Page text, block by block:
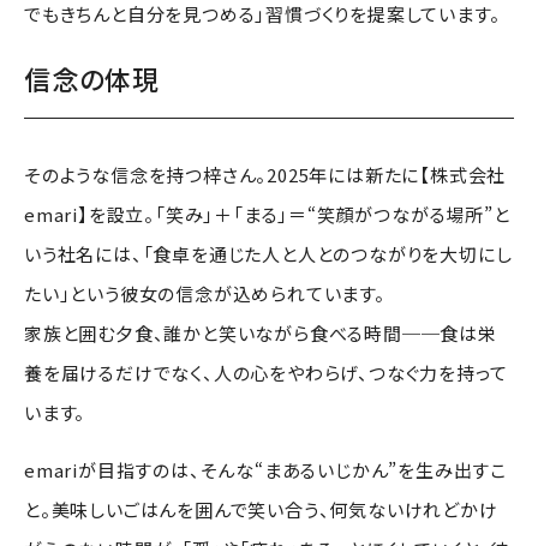
でもきちんと自分を見つめる」習慣づくりを提案しています。
信念の体現
そのような信念を持つ梓さん。2025年には新たに【株式会社
emari】を設立。「笑み」＋「まる」＝“笑顔がつながる場所”と
いう社名には、「食卓を通じた人と人とのつながりを大切にし
たい」という彼女の信念が込められています。
家族と囲む夕食、誰かと笑いながら食べる時間──食は栄
養を届けるだけでなく、人の心をやわらげ、つなぐ力を持って
います。
emariが目指すのは、そんな“まあるいじかん”を生み出すこ
と。美味しいごはんを囲んで笑い合う、何気ないけれどかけ